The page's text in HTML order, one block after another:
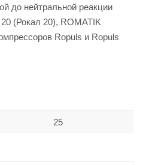
до нейтральной реакции
(Рокал 20), ROMATIK
Ropuls и Ropuls
25